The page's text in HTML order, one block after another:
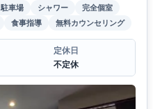
駐車場 シャワー
完全個室
食事指導 無料カウンセリング
定休日
不定休